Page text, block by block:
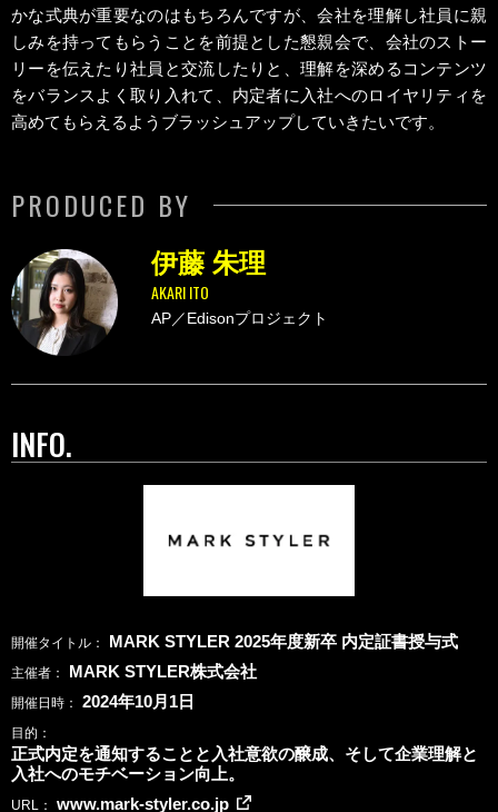
かな式典が重要なのはもちろんですが、会社を理解し社員に親
しみを持ってもらうことを前提とした懇親会で、会社のストー
リーを伝えたり社員と交流したりと、理解を深めるコンテンツ
をバランスよく取り入れて、内定者に入社へのロイヤリティを
高めてもらえるようブラッシュアップしていきたいです。
PRODUCED BY
AKARI ITO
伊藤 朱理
AP／Edisonプロジェクト
INFO.
開催タイトル MARK STYLER 2025年度新卒 内定証書授与式
主催者 MARK STYLER株式会社
開催日時 2024年10月1日
目的
正式内定を通知することと入社意欲の醸成、そして企業理解と
入社へのモチベーション向上。
URL www.mark-styler.co.jp